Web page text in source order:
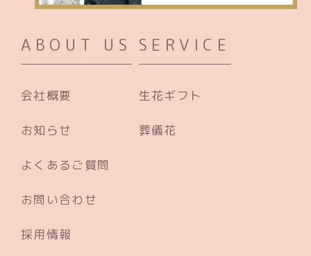
ABOUT US
会社概要
お知らせ
よくあるご質問
お問い合わせ
採用情報
SERVICE
生花ギフト
葬儀花